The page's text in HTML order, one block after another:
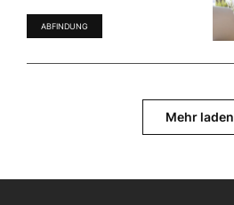
ABFINDUNG
Mehr laden